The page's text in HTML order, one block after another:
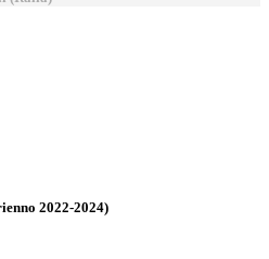
2022-2024)